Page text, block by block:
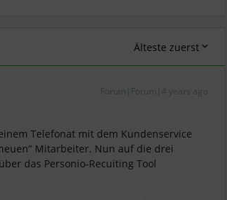
Älteste zuerst
Telefonat mit dem Kundenservice
Mitarbeiter. Nun auf die drei
das Personio-Recuiting Tool